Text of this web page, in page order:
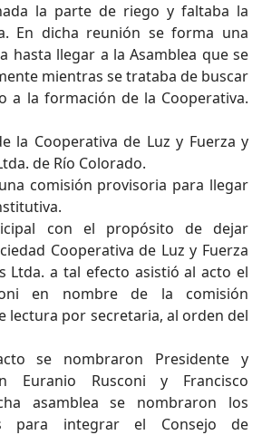
la parte de riego y faltaba la
En dicha reunión se forma una
hasta llegar a la Asamblea que se
mientras se trataba de buscar
a la formación de la Cooperativa.
la Cooperativa de Luz y Fuerza y
de Río Colorado.
comisión provisoria para llegar
con el propósito de dejar
Cooperativa de Luz y Fuerza
Ltda. a tal efecto asistió al acto el
en nombre de la comisión
lectura por secretaria, al orden del
se nombraron Presidente y
Euranio Rusconi y Francisco
asamblea se nombraron los
para integrar el Consejo de